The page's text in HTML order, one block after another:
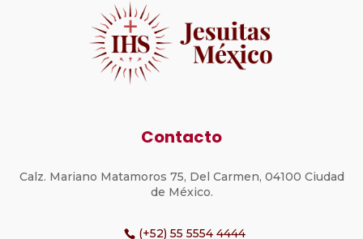
Contacto
Calz. Mariano Matamoros 75, Del Carmen, 04100 Ciudad
de México.
(+52) 55 5554 4444